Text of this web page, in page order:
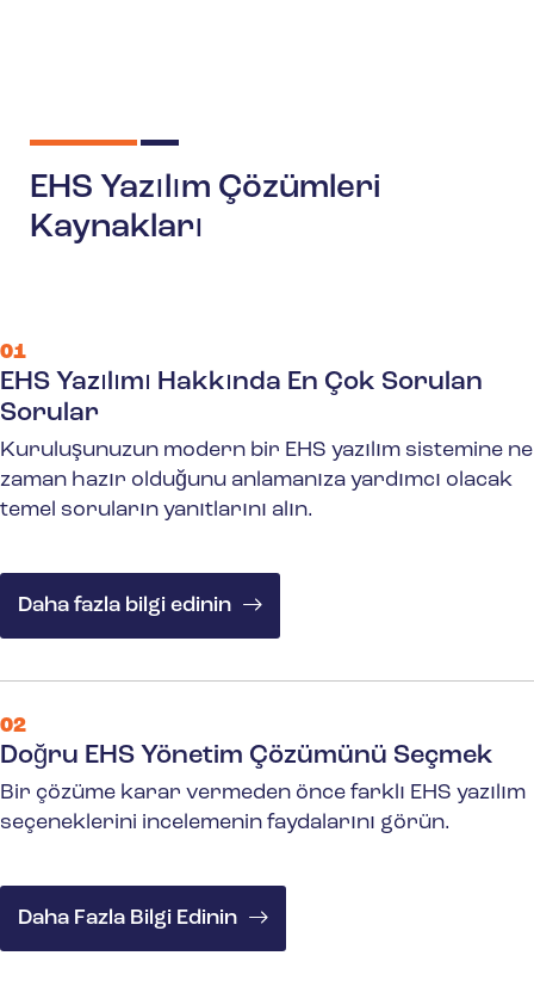
01
EHS Yazılımı Hakkında En Çok Sorulan
Sorular
Kuruluşunuzun modern bir EHS yazılım sistemine ne
zaman hazır olduğunu anlamanıza yardımcı olacak
temel soruların yanıtlarını alın.
Daha fazla bilgi edinin
02
Doğru EHS Yönetim Çözümünü Seçmek
Bir çözüme karar vermeden önce farklı EHS yazılım
seçeneklerini incelemenin faydalarını görün.
Daha Fazla Bilgi Edinin
EHS Yazılım Çözümleri
Kaynakları